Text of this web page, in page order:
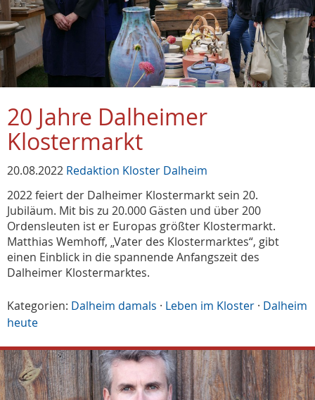
20 Jahre Dalheimer
Klostermarkt
20.08.2022 Redaktion Kloster Dalheim
2022 feiert der Dalheimer Klostermarkt sein 20.
Jubiläum. Mit bis zu 20.000 Gästen und über 200
Ordensleuten ist er Europas größter Klostermarkt.
Matthias Wemhoff, „Vater des Klostermarktes“, gibt
einen Einblick in die spannende Anfangszeit des
Dalheimer Klostermarktes.
Kategorien: Dalheim damals · Leben im Kloster · Dalheim
heute